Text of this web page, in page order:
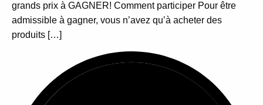
grands prix à GAGNER! Comment participer Pour être
admissible à gagner, vous n’avez qu’à acheter des
produits […]